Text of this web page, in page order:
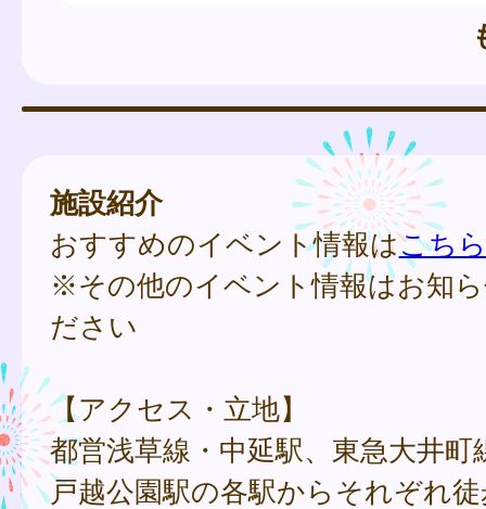
施設紹介
おすすめのイベント情報はこちら
※その他のイベント情報はお知
ださい
【アクセス・立地】
都営浅草線・中延駅、東急大井町
戸越公園駅の各駅からそれぞれ